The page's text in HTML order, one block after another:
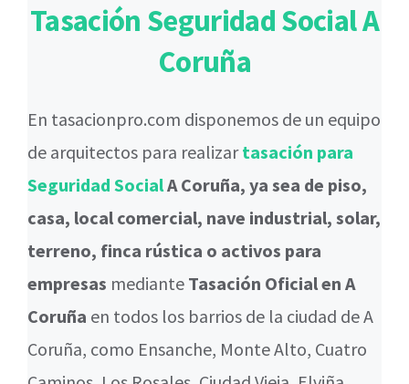
Tasación Seguridad Social A
Coruña
En tasacionpro.com disponemos de un equipo
de arquitectos para realizartasación para
Seguridad SocialA Coruña, ya sea de piso,
casa, local comercial, nave industrial, solar,
terreno, finca rústica o activos para
empresas mediante Tasación Oficial en A
Coruña en todos los barrios de la ciudad de A
Coruña, como Ensanche, Monte Alto, Cuatro